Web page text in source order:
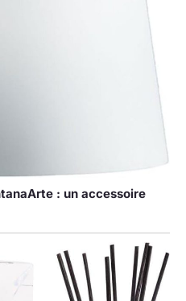
: un accessoire